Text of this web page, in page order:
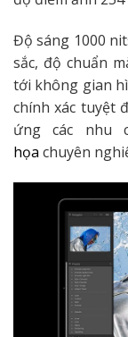
Độ sáng 1000
sắc, độ chuẩn
tới không gian
chính xác tuyệt
ứng các nhu
họa chuyên